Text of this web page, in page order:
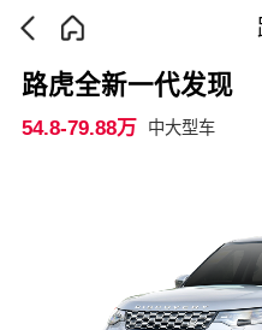
路虎全新一代发现
54.8-79.88万 中大型车